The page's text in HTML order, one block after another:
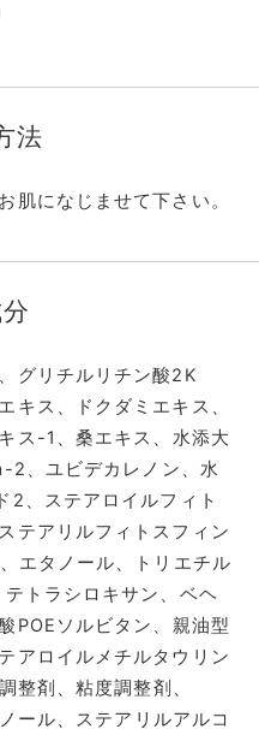
法
肌になじませて下さい。
グリチルリチン酸2K
キス、ドクダミエキス、
ス-1、桑エキス、水添大
2、ユビデカレノン、水
2、ステアロイルフィト
テアリルフィトスフィン
エタノール、トリエチル
トラシロキサン、ベヘ
POEソルビタン、親油型
アロイルメチルタウリン
整剤、粘度調整剤、
ール、ステアリルアルコ